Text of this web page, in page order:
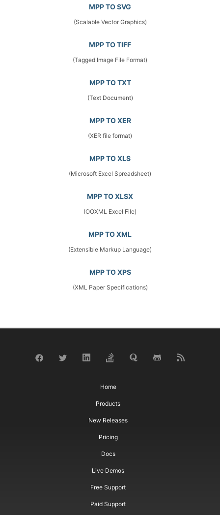
MPP TO SVG
(Scalable Vector Graphics)
MPP TO TIFF
(Tagged Image File Format)
MPP TO TXT
(Text Document)
MPP TO XER
(XER file format)
MPP TO XLS
(Microsoft Excel Spreadsheet)
MPP TO XLSX
(OOXML Excel File)
MPP TO XML
(Extensible Markup Language)
MPP TO XPS
(XML Paper Specifications)
Home
Products
New Releases
Pricing
Docs
Live Demos
Free Support
Paid Support